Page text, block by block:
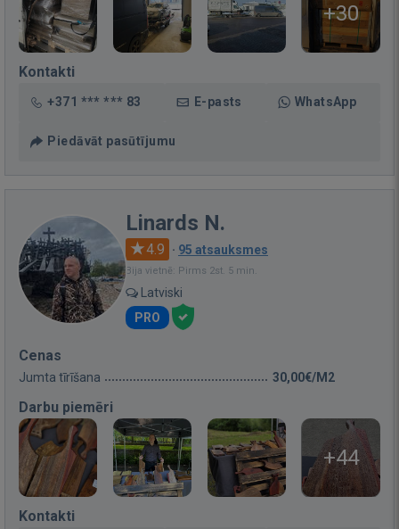
+30
Kontakti
+371 *** *** 83 E-pasts WhatsApp
Piedāvāt pasūtījumu
Linards N.
4.9 · 95 atsauksmes
Bija vietnē: Pirms 2st. 5 min.
Latviski
PRO
Cenas
Jumta tīrīšana 30,00€/M2
Darbu piemēri
+44
Kontakti